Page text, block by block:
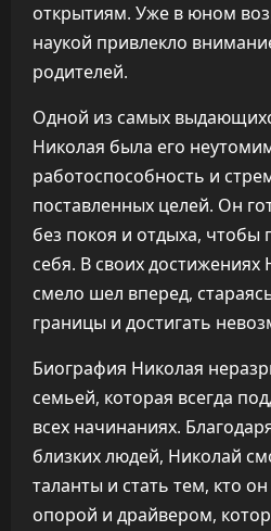
открытиям. Уже в юном
наукой привлекло
родителей.
Одной из самых
Николая была его
работоспособность и
поставленных целей. Он
без покоя и отдыха, чтобы
себя. В своих достижениях
смело шел вперед,
границы и достигать
Биография Николая
семьей, которая всегда
всех начинаниях.
близких людей, Николай
таланты и стать тем, кто
опорой и драйвером,